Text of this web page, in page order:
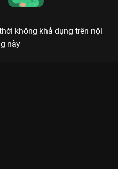
không khả dụng trên nội
này